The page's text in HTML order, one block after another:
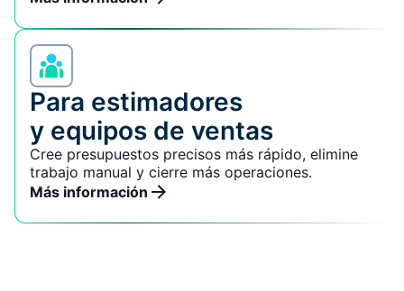
Para estimadores
y equipos de ventas
Cree presupuestos precisos más rápido, elimine
trabajo manual y cierre más operaciones.
Más información